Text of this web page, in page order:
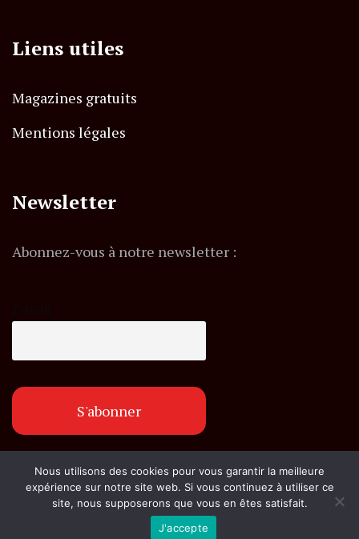
Liens utiles
Magazines gratuits
Mentions légales
Newsletter
Abonnez-vous à notre newsletter :
© Copyright flashexpress.fr. Tous droits réservés.
Nous utilisons des cookies pour vous garantir la meilleure
expérience sur notre site web. Si vous continuez à utiliser ce
site, nous supposerons que vous en êtes satisfait.
J'accepte